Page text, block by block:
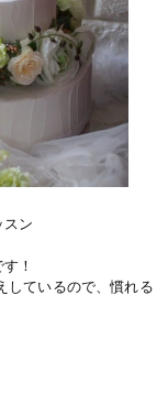
スン
！
ているので、慣れる